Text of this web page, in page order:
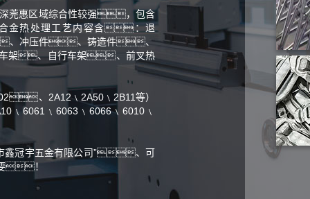
莞惠区域综合性较强，包含
金热处理工艺内容含：退
、冲压件、铸造件、
架、自行车架、前叉热
、2A12﹨2A50﹨2B11等）
鑫冠宇五金有限公司”、可
！